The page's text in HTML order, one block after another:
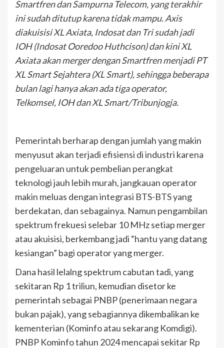
Smartfren dan Sampurna Telecom, yang terakhir
ini sudah ditutup karena tidak mampu. Axis
diakuisisi XL Axiata, Indosat dan Tri sudah jadi
IOH (Indosat Ooredoo Huthcison) dan kini XL
Axiata akan merger dengan Smartfren menjadi PT
XL Smart Sejahtera (XL Smart), sehingga beberapa
bulan lagi hanya akan ada tiga operator,
Telkomsel, IOH dan XL Smart/Tribunjogja.
Pemerintah berharap dengan jumlah yang makin
menyusut akan terjadi efisiensi di industri karena
pengeluaran untuk pembelian perangkat
teknologi jauh lebih murah, jangkauan operator
makin meluas dengan integrasi BTS-BTS yang
berdekatan, dan sebagainya. Namun pengambilan
spektrum frekuesi selebar 10 MHz setiap merger
atau akuisisi, berkembang jadi “hantu yang datang
kesiangan” bagi operator yang merger.
Dana hasil lelalng spektrum cabutan tadi, yang
sekitaran Rp 1 triliun, kemudian disetor ke
pemerintah sebagai PNBP (penerimaan negara
bukan pajak), yang sebagiannya dikembalikan ke
kementerian (Kominfo atau sekarang Komdigi).
PNBP Kominfo tahun 2024 mencapai sekitar Rp